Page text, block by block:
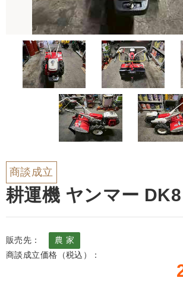
商談成立
耕運機 ヤンマー DK8
販売先：
農 家
商談成立価格（税込）：